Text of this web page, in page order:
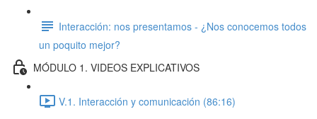
Interacción: nos presentamos - ¿Nos conocemos todos
un poquito mejor?
MÓDULO 1. VIDEOS EXPLICATIVOS
V.1. Interacción y comunicación (86:16)